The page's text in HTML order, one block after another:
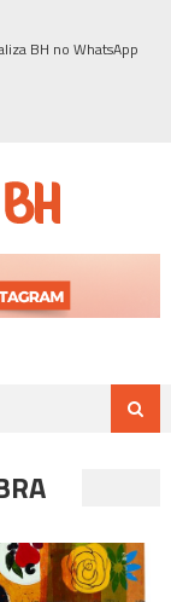
BH no WhatsApp